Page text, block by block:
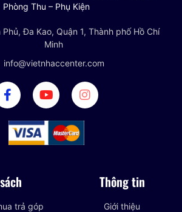
Phòng Thu – Phụ Kiện
Phủ, Đa Kao, Quận 1, Thành phố Hồ Chí
Minh
info@vietnhaccenter.com
trả góp
Thông tin
Giới thiệu